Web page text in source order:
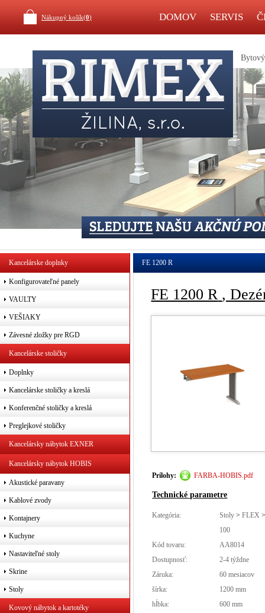
Nákupný košík(0) DOMOV SERVIS
Bytový
Kancelárske doplnky
Konfigurovateľné panely
VAULTY
VEŠIAKY
Závesné zložky pre RGD
Kancelárske stoličky
Doplnky
Kancelárske stoličky a kreslá
Konferenčné stoličky a kreslá
Preglejkové stoličky
Kancelársky nábytok EXNER
Kancelársky nábytok HOBIS
Akustické paravany
Kablové zvody
Kontajnery
Kuchyne
Nastaviteľné stoly
Skrine
Stoly
Kovový nábytok a kartotéky
FE 1200 R
FE 1200 R ,
Prílohy: FARBA-HOBIS.pdf
Technické parametre
Kategória: Stoly> FLEX
100
Kód tovaru:
AA8014
Dostupnosť:
2-4 týždne
Záruka:
60 mesiacov
šírka:
1200 mm
hĺbka:
600 mm